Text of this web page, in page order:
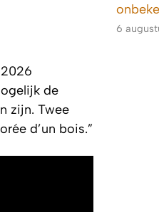
de
zijn. Twee
d’un bois.”
6